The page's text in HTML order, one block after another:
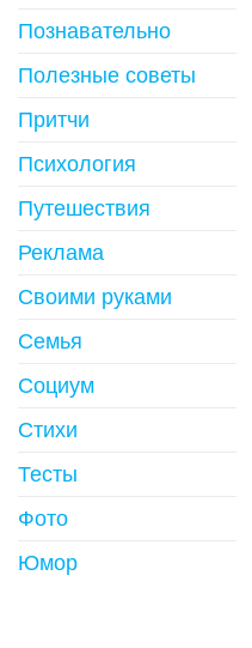
Познавательно
Полезные советы
Притчи
Психология
Путешествия
Реклама
Своими руками
Семья
Социум
Стихи
Тесты
Фото
Юмор